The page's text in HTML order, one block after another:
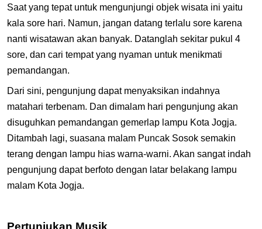
Saat yang tepat untuk mengunjungi objek wisata ini yaitu
kala sore hari. Namun, jangan datang terlalu sore karena
nanti wisatawan akan banyak. Datanglah sekitar pukul 4
sore, dan cari tempat yang nyaman untuk menikmati
pemandangan.
Dari sini, pengunjung dapat menyaksikan indahnya
matahari terbenam. Dan dimalam hari pengunjung akan
disuguhkan pemandangan gemerlap lampu Kota Jogja.
Ditambah lagi, suasana malam Puncak Sosok semakin
terang dengan lampu hias warna-warni. Akan sangat indah
pengunjung dapat berfoto dengan latar belakang lampu
malam Kota Jogja.